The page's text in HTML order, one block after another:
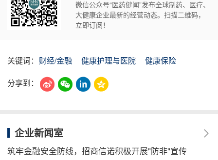
微信公众号“医药健闻”发布全球制药、医疗、
大健康企业最新的经营动态。扫描二维码，
立即订阅！
关键词： 财经/金融 健康护理与医院
健康保险
分享到：
企业新闻室
筑牢金融安全防线，招商信诺积极开展"防非"宣传